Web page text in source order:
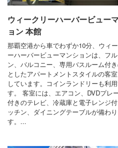
ウィークリーハーバービュー
ョン 本館
那覇空港から車でわずか10分、ウィ
ーハーバービューマンションは、フ
ン、バルコニー、専用バスルーム付
としたアパートメントスタイルの客
しています。コインランドリーも利
す。 客室には、エアコン、DVDプレ
付きのテレビ、冷蔵庫と電子レンジ
ッチン、ダイニングテーブルが備わり
す。...